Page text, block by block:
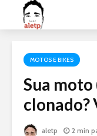
MOTOS E BIKES
Sua
clonado?
aletp 2 min